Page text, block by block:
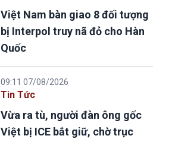
Việt Nam bàn giao 8 đối tượng
bị Interpol truy nã đỏ cho Hàn
Quốc
09:11 07/08/2026
Tin Tức
Vừa ra tù, người đàn ông gốc
Việt bị ICE bắt giữ, chờ trục